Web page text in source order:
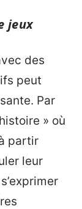
jeux
des
peut
Par
» où
partir
leur